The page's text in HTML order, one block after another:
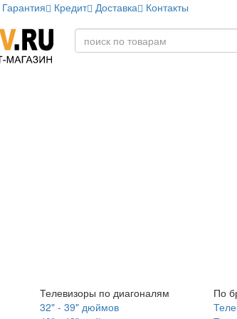
Гарантия Кредит Доставка
Контакты
Телевизоры по диагоналям
32" - 39" дюймов
По